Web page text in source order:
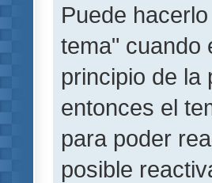
Puede
tema" cuando
principio de la
entonces el
para poder
posible